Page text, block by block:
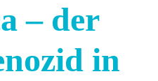
– der
in